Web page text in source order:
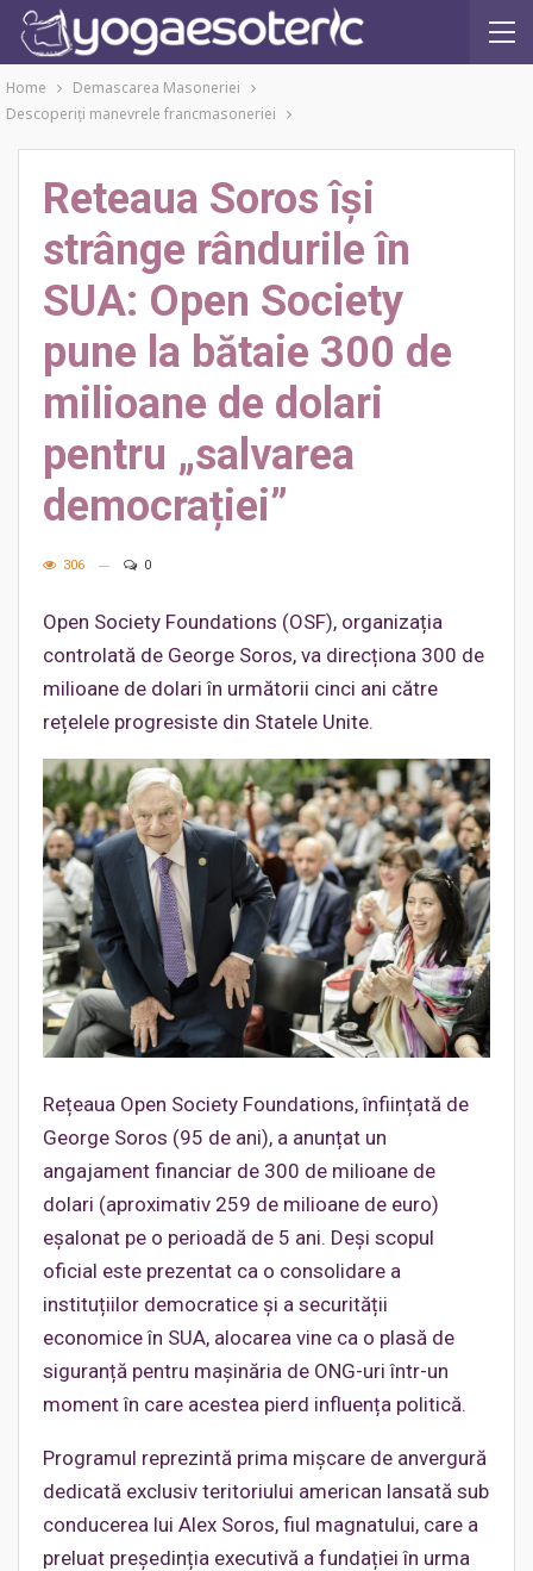
Home
Demascarea Masoneriei
Descoperiţi manevrele francmasoneriei
Reteaua Soros își
strânge rândurile în
SUA: Open Society
pune la bătaie 300 de
milioane de dolari
pentru „salvarea
democrației”
306 0
Open Society Foundations (OSF), organizația
controlată de George Soros, va direcționa 300 de
milioane de dolari în următorii cinci ani către
rețelele progresiste din Statele Unite.
Rețeaua Open Society Foundations, înființată de
George Soros (95 de ani), a anunțat un
angajament financiar de 300 de milioane de
dolari (aproximativ 259 de milioane de euro)
eșalonat pe o perioadă de 5 ani. Deși scopul
oficial este prezentat ca o consolidare a
instituțiilor democratice și a securității
economice în SUA, alocarea vine ca o plasă de
siguranță pentru mașinăria de ONG-uri într-un
moment în care acestea pierd influența politică.
Programul reprezintă prima mișcare de anvergură
dedicată exclusiv teritoriului american lansată sub
conducerea lui Alex Soros, fiul magnatului, care a
preluat președinția executivă a fundației în urma